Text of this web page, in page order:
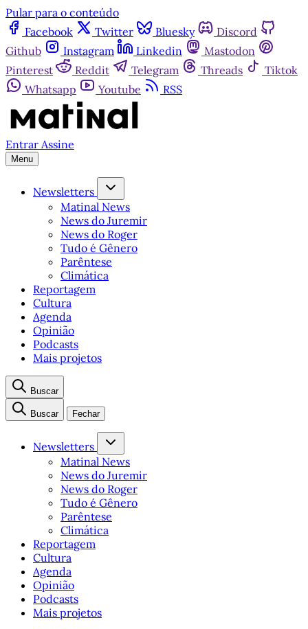
Pular para o conteúdo
Facebook
Twitter Bluesky
Discord
Github
Instagram Linkedin
Mastodon
Pinterest
Reddit Telegram Threads
Tiktok
Whatsapp
Youtube RSS
Entrar Assine
Menu
Newsletters
Matinal News
News do Juremir
News do Roger
Tudo é Gênero
Parêntese
Climática
Reportagem
Cultura
Agenda
Opinião
Podcasts
Mais projetos
Buscar
Buscar Fechar
Newsletters
Matinal News
News do Juremir
News do Roger
Tudo é Gênero
Parêntese
Climática
Reportagem
Cultura
Agenda
Opinião
Podcasts
Mais projetos